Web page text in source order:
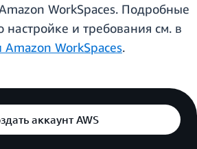
WorkSpaces. Подробные
настройке и требования см. в
WorkSpaces.
аккаунт AWS